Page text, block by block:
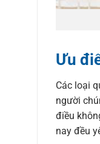
Ưu
Các loại
người
điều
nay đều